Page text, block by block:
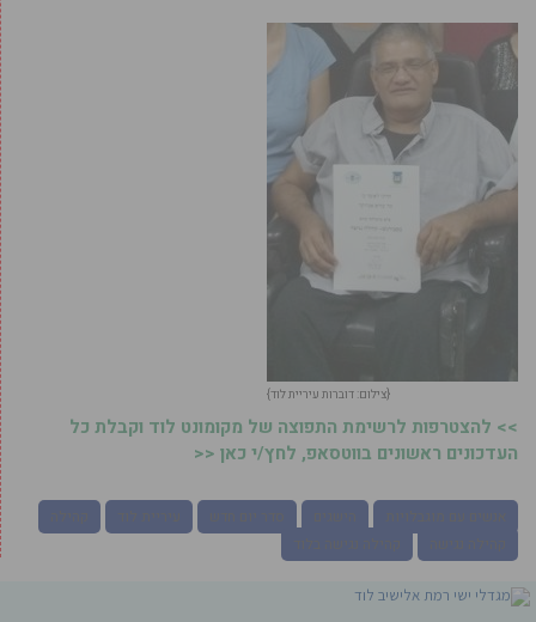
{צילום: דוברות עיריית לוד}
>> להצטרפות לרשימת התפוצה של מקומונט לוד וקבלת כל
העדכונים ראשונים בווטסאפ, לחץ/י כאן <<